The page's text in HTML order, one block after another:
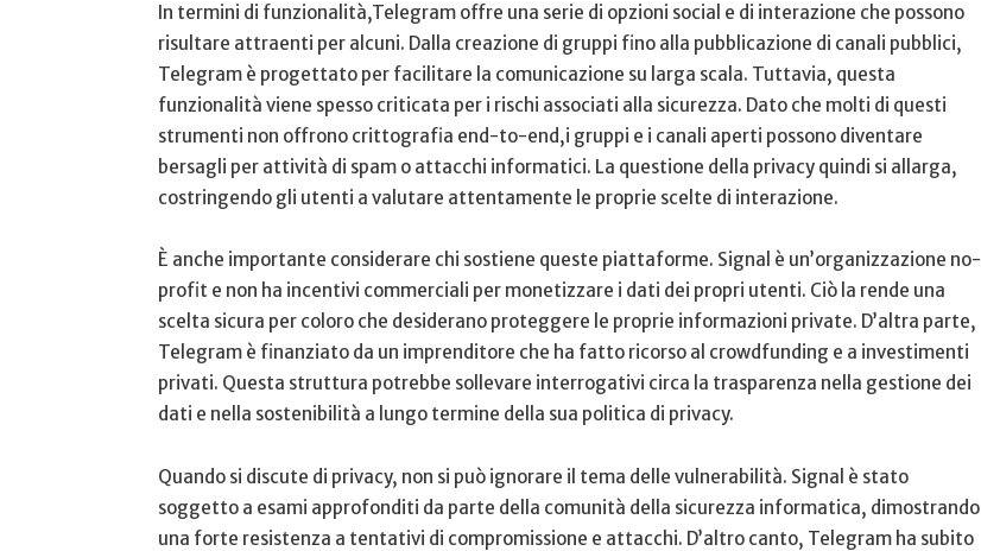
In termini di ‌funzionalità,Telegram offre una serie di opzioni⁣ social e di interazione‍ che possono
risultare attraenti per alcuni. Dalla creazione di gruppi fino alla pubblicazione di canali pubblici,
Telegram è progettato per facilitare la comunicazione su larga scala. Tuttavia, questa
funzionalità viene spesso criticata per i rischi associati alla sicurezza. Dato che molti di questi⁢
strumenti non offrono crittografia end-to-end,i gruppi ‌e i canali aperti possono diventare
bersagli​ per⁢ attività di spam o attacchi ⁤informatici. La questione della privacy quindi si ⁣allarga,
costringendo gli utenti a valutare attentamente le proprie scelte di‌ interazione.
È anche importante considerare chi sostiene queste⁤ piattaforme. Signal ‍è un’organizzazione no-
profit e non ha incentivi commerciali per monetizzare i dati dei propri utenti. Ciò‍ la rende una
scelta sicura per coloro che⁣ desiderano proteggere le⁣ proprie informazioni private. D’altra parte,
Telegram è finanziato da un imprenditore che ha fatto ricorso al crowdfunding e a investimenti
privati. Questa⁤ struttura potrebbe sollevare interrogativi circa la ⁢trasparenza nella gestione dei
dati e​ nella sostenibilità a lungo termine della sua politica ‍di privacy.
Quando​ si discute di privacy, non si può ignorare il tema delle⁣ vulnerabilità. Signal è stato​
soggetto a esami approfonditi da parte della comunità della sicurezza informatica, dimostrando
una forte resistenza a tentativi di ‍compromissione e attacchi. D’altro canto, Telegram ha subito